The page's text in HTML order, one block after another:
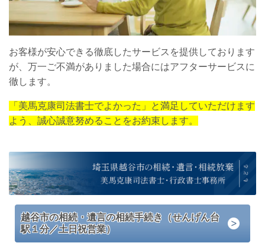
お客様が安心できる徹底したサービスを提供しております
が、万一ご不満がありました場合にはアフターサービスに
徹します。
「美馬克康司法書士でよかった」と満足していただけます
よう、誠心誠意努めることをお約束します。
越谷市の相続・遺言の相続手続き（せんげん台
駅１分／土日祝営業）